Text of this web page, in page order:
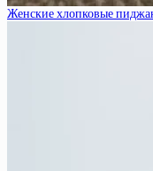
Женские хлопковые